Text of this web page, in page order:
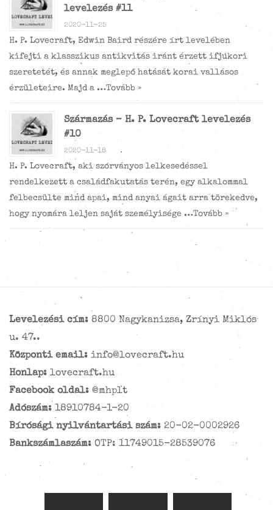
levelezés #11
2020-11-25
H. P. Lovecraft, Edwin Baird részére írt levelében
kifejti a klasszikus antikvitás iránt érzett ifjúkori
szeretetét, és annak meglepő hatását korai vallásos
érzületeire. Majd a …Tovább »
Származás – H. P. Lovecraft levelezés
#10
2020-11-18
H. P. Lovecraft, aki szórványos lelkesedéssel
rendelkezett a családfakutatás terén, egy alkalommal
felbecsülte mind apai, mind anyai ágait arra törekedve,
hogy nyomára leljen saját személyisége …Tovább »
Levelezési cím: 8800 Nagykanizsa, Zrínyi Miklós
u. 47..
Központi email: info@lovecraft.hu
Honlap: lovecraft.hu
Facebook oldal: @mhplt
Adószám: 18910784-1-20
Bírósági nyilvántartási szám: 20-02-0002926
Bankszámlaszám: OTP: 11749015-28539076